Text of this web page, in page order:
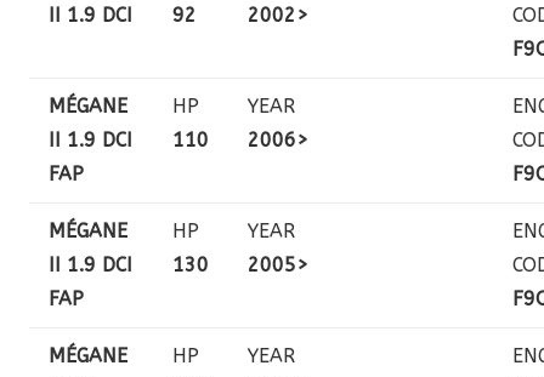
II 1.9 DCI
92
2002>
MÉGANE
II 1.9 DCI
FAP
HP
110
YEAR
2006>
MÉGANE
II 1.9 DCI
FAP
HP
130
YEAR
2005>
MÉGANE
HP
YEAR